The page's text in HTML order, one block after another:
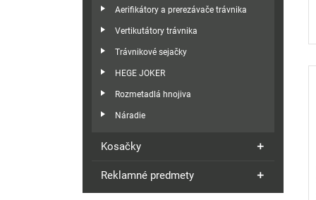
Aerifikátory a prerezávače trávnika
Vertikutátory trávnika
Trávnikové sejačky
HEGE JOKER
Rozmetadlá hnojiva
Náradie
Kosačky
Reklamné predmety